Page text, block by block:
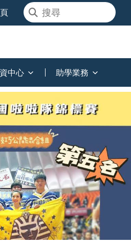
中心 助學業務